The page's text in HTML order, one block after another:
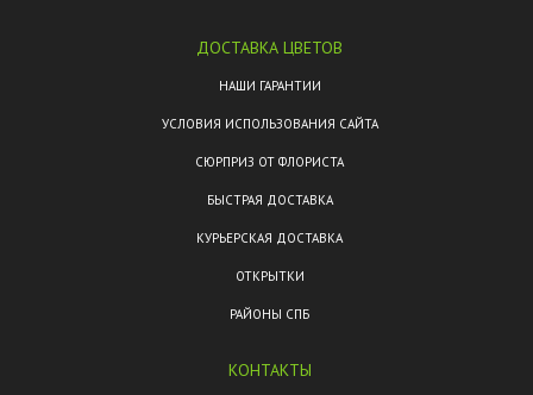
ДОСТАВКА ЦВЕТОВ
НАШИ ГАРАНТИИ
УСЛОВИЯ ИСПОЛЬЗОВАНИЯ САЙТА
СЮРПРИЗ ОТ ФЛОРИСТА
БЫСТРАЯ ДОСТАВКА
КУРЬЕРСКАЯ ДОСТАВКА
ОТКРЫТКИ
РАЙОНЫ СПБ
КОНТАКТЫ